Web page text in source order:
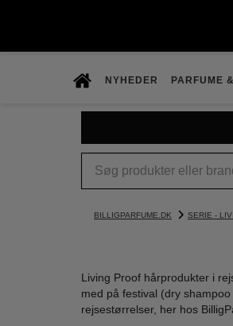
NYHEDER PARFUME
BILLIGPARFUME.DK SERIE -
Living Proof hårprodukter i
med på festival (dry
rejsestørrelser, her hos